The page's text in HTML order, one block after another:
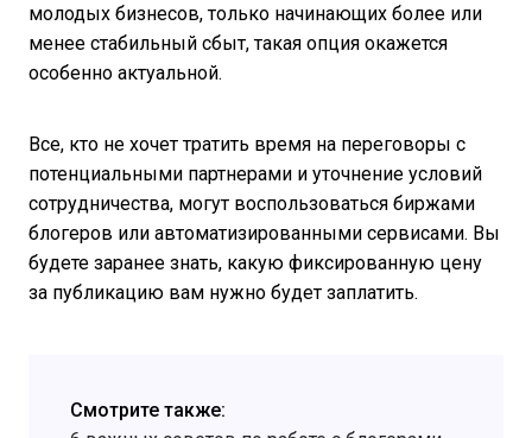
молодых бизнесов, только начинающих более или
менее стабильный сбыт, такая опция окажется
особенно актуальной.
Все, кто не хочет тратить время на переговоры с
потенциальными партнерами и уточнение условий
сотрудничества, могут воспользоваться биржами
блогеров или автоматизированными сервисами. Вы
будете заранее знать, какую фиксированную цену
за публикацию вам нужно будет заплатить.
Смотрите также: